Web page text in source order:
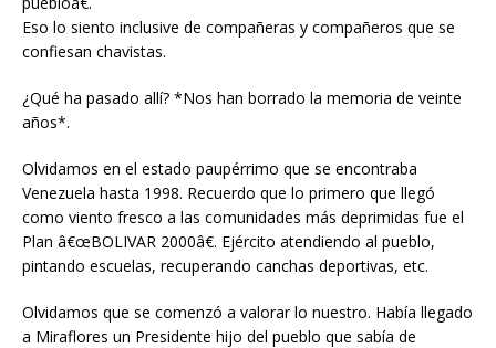
Eso lo siento inclusive de compañeras y compañeros que se
confiesan chavistas.
¿Qué ha pasado allí? *Nos han borrado la memoria de veinte
años*.
Olvidamos en el estado paupérrimo que se encontraba
Venezuela hasta 1998. Recuerdo que lo primero que llegó
como viento fresco a las comunidades más deprimidas fue el
Plan â€œBOLIVAR 2000â€. Ejército atendiendo al pueblo,
pintando escuelas, recuperando canchas deportivas, etc.
Olvidamos que se comenzó a valorar lo nuestro. Había llegado
a Miraflores un Presidente hijo del pueblo que sabía de